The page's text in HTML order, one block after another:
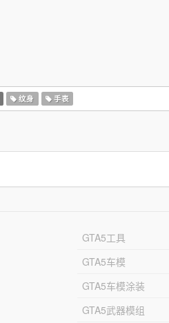
纹身 手表
GTA5工具
GTA5车模
GTA5车模涂装
GTA5武器模组